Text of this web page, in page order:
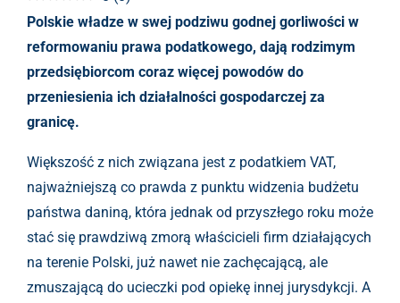
Polskie władze w swej podziwu godnej gorliwości w
reformowaniu prawa podatkowego, dają rodzimym
przedsiębiorcom coraz więcej powodów do
przeniesienia ich działalności gospodarczej za
granicę.
Większość z nich związana jest z podatkiem VAT,
najważniejszą co prawda z punktu widzenia budżetu
państwa daniną, która jednak od przyszłego roku może
stać się prawdziwą zmorą właścicieli firm działających
na terenie Polski, już nawet nie zachęcającą, ale
zmuszającą do ucieczki pod opiekę innej jurysdykcji. A